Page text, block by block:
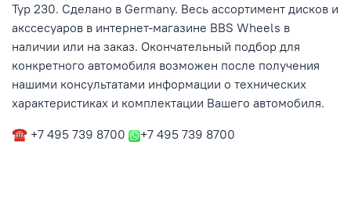
Typ 230. Сделано в Germany. Весь ассортимент дисков и
акссесуаров в интернет-магазине BBS Wheels в
наличии или на заказ. Окончательный подбор для
конкретного автомобиля возможен после получения
нашими консультатами информации о технических
характеристиках и комплектации Вашего автомобиля.
☎ +7 495 739 8700
+7 495 739 8700